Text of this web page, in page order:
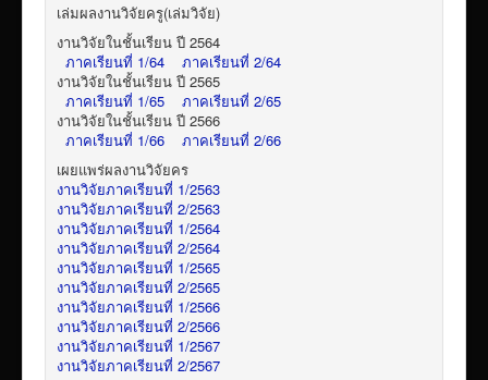
เล่มผลงานวิจัยครู(เล่มวิจัย)
งานวิจัยในชั้นเรียน ปี 2564
ภาคเรียนที่ 1/64
ภาคเรียนที่ 2/64
งานวิจัยในชั้นเรียน ปี 2565
ภาคเรียนที่ 1/65
ภาคเรียนที่ 2/65
งานวิจัยในชั้นเรียน ปี 2566
ภาคเรียนที่ 1/66
ภาคเรียนที่ 2/66
เผยแพร่ผลงานวิจัยคร
งานวิจัยภาคเรียนที่ 1/2563
งานวิจัยภาคเรียนที่ 2/2563
งานวิจัยภาคเรียนที่ 1/2564
งานวิจัยภาคเรียนที่ 2/2564
งานวิจัยภาคเรียนที่ 1/2565
งานวิจัยภาคเรียนที่ 2/2565
งานวิจัยภาคเรียนที่ 1/2566
งานวิจัยภาคเรียนที่ 2/2566
งานวิจัยภาคเรียนที่ 1/2567
งานวิจัยภาคเรียนที่ 2/2567